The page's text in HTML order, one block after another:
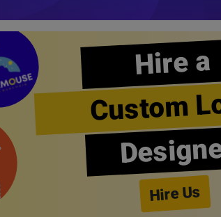
Hire a
Custom
Hire Us